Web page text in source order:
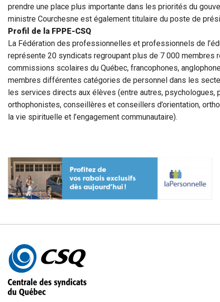
prendre une place plus importante dans les priorités du
ministre Courchesne est également titulaire du poste de
Profil de la FPPE-CSQ
La Fédération des professionnelles et professionnels de
représente 20 syndicats regroupant plus de 7 000 membres
commissions scolaires du Québec, francophones,
membres différentes catégories de personnel dans les
les services directs aux élèves (entre autres,
orthophonistes, conseillères et conseillers d’orientation,
la vie spirituelle et l’engagement communautaire).
Autres
informations